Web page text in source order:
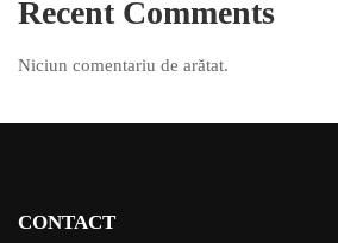
Recent Comments
Niciun comentariu de arătat.
CONTACT